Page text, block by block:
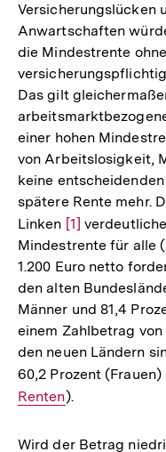
Versicherungslücken
Anwartschaften
die Mindestrente
Das gilt
einer hohen
von Arbeitslosigkeit,
keine
spätere Rente mehr.
Linken Zur
Auflösung
der
Fußnote
[1]
Mindestrente für alle
1.200 Euro netto
den alten
Männer und 81,4
einem Zahlbetrag von
den neuen Ländern
60,2 Prozent (Frauen)
Renten).
Wird der Betrag